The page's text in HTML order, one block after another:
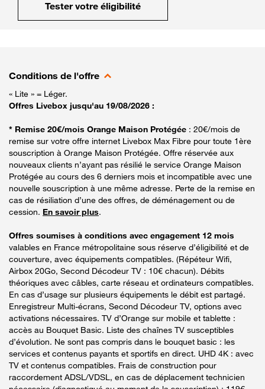
Tester votre éligibilité
Conditions de l'offre
« Lite » = Léger.
Offres Livebox jusqu'au 19/08/2026 :
* Remise 20€/mois Orange Maison Protégée : 20€/mois de
remise sur votre offre internet Livebox Max Fibre pour toute 1ère
souscription à Orange Maison Protégée. Offre réservée aux
nouveaux clients n’ayant pas résilié le service Orange Maison
Protégée au cours des 6 derniers mois et incompatible avec une
nouvelle souscription à une même adresse. Perte de la remise en
cas de résiliation d’une des offres, de déménagement ou de
cession. En savoir plus.
Offres soumises à conditions avec engagement 12 mois
valables en France métropolitaine sous réserve d’éligibilité et de
couverture, avec équipements compatibles. (Répéteur Wifi,
Airbox 20Go, Second Décodeur TV : 10€ chacun). Débits
théoriques avec câbles, carte réseau et ordinateurs compatibles.
En cas d’usage sur plusieurs équipements le débit est partagé.
Enregistreur Multi-écrans, Second Décodeur TV, options avec
activations nécessaires. TV d’Orange sur mobile et tablette :
accès au Bouquet Basic. Liste des chaînes TV susceptibles
d’évolution. Ne sont pas compris dans le bouquet basic : les
services et contenus payants et sportifs en direct. UHD 4K : avec
TV et contenus compatibles. Frais de construction pour
raccordement ADSL/VDSL, en cas de déplacement technicien